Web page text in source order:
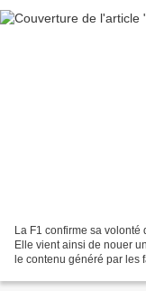
La F1 confirme sa volonté
Elle vient ainsi de nouer
le contenu généré par les